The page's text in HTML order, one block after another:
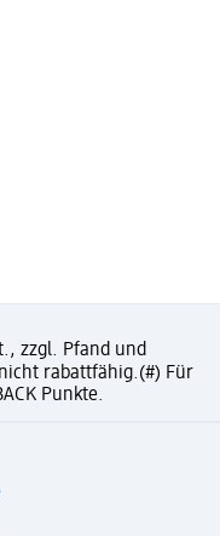
zzgl. Pfand und
rabattfähig.(#) Für
Punkte.